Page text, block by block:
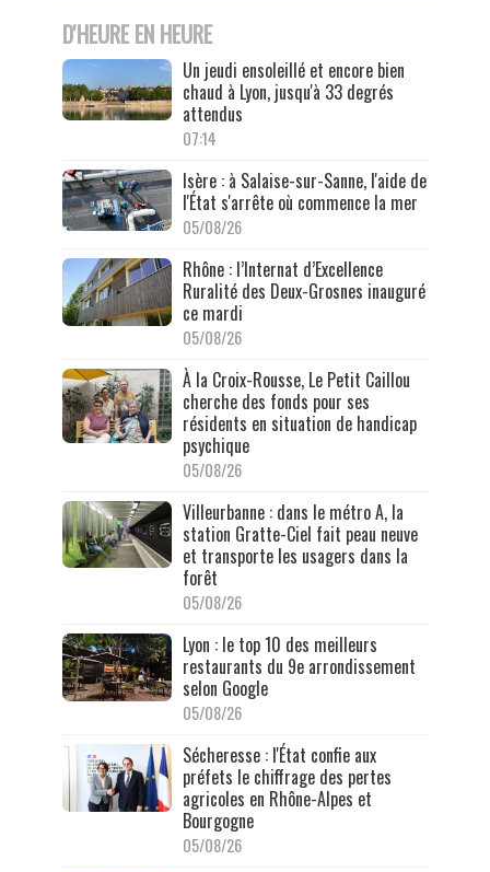
D'HEURE EN HEURE
Un jeudi ensoleillé et encore bien
chaud à Lyon, jusqu'à 33 degrés
attendus
07:14
Isère : à Salaise-sur-Sanne, l'aide de
l'État s'arrête où commence la mer
05/08/26
Rhône : l’Internat d’Excellence
Ruralité des Deux-Grosnes inauguré
ce mardi
05/08/26
À la Croix-Rousse, Le Petit Caillou
cherche des fonds pour ses
résidents en situation de handicap
psychique
05/08/26
Villeurbanne : dans le métro A, la
station Gratte-Ciel fait peau neuve
et transporte les usagers dans la
forêt
05/08/26
Lyon : le top 10 des meilleurs
restaurants du 9e arrondissement
selon Google
05/08/26
Sécheresse : l'État confie aux
préfets le chiffrage des pertes
agricoles en Rhône-Alpes et
Bourgogne
05/08/26